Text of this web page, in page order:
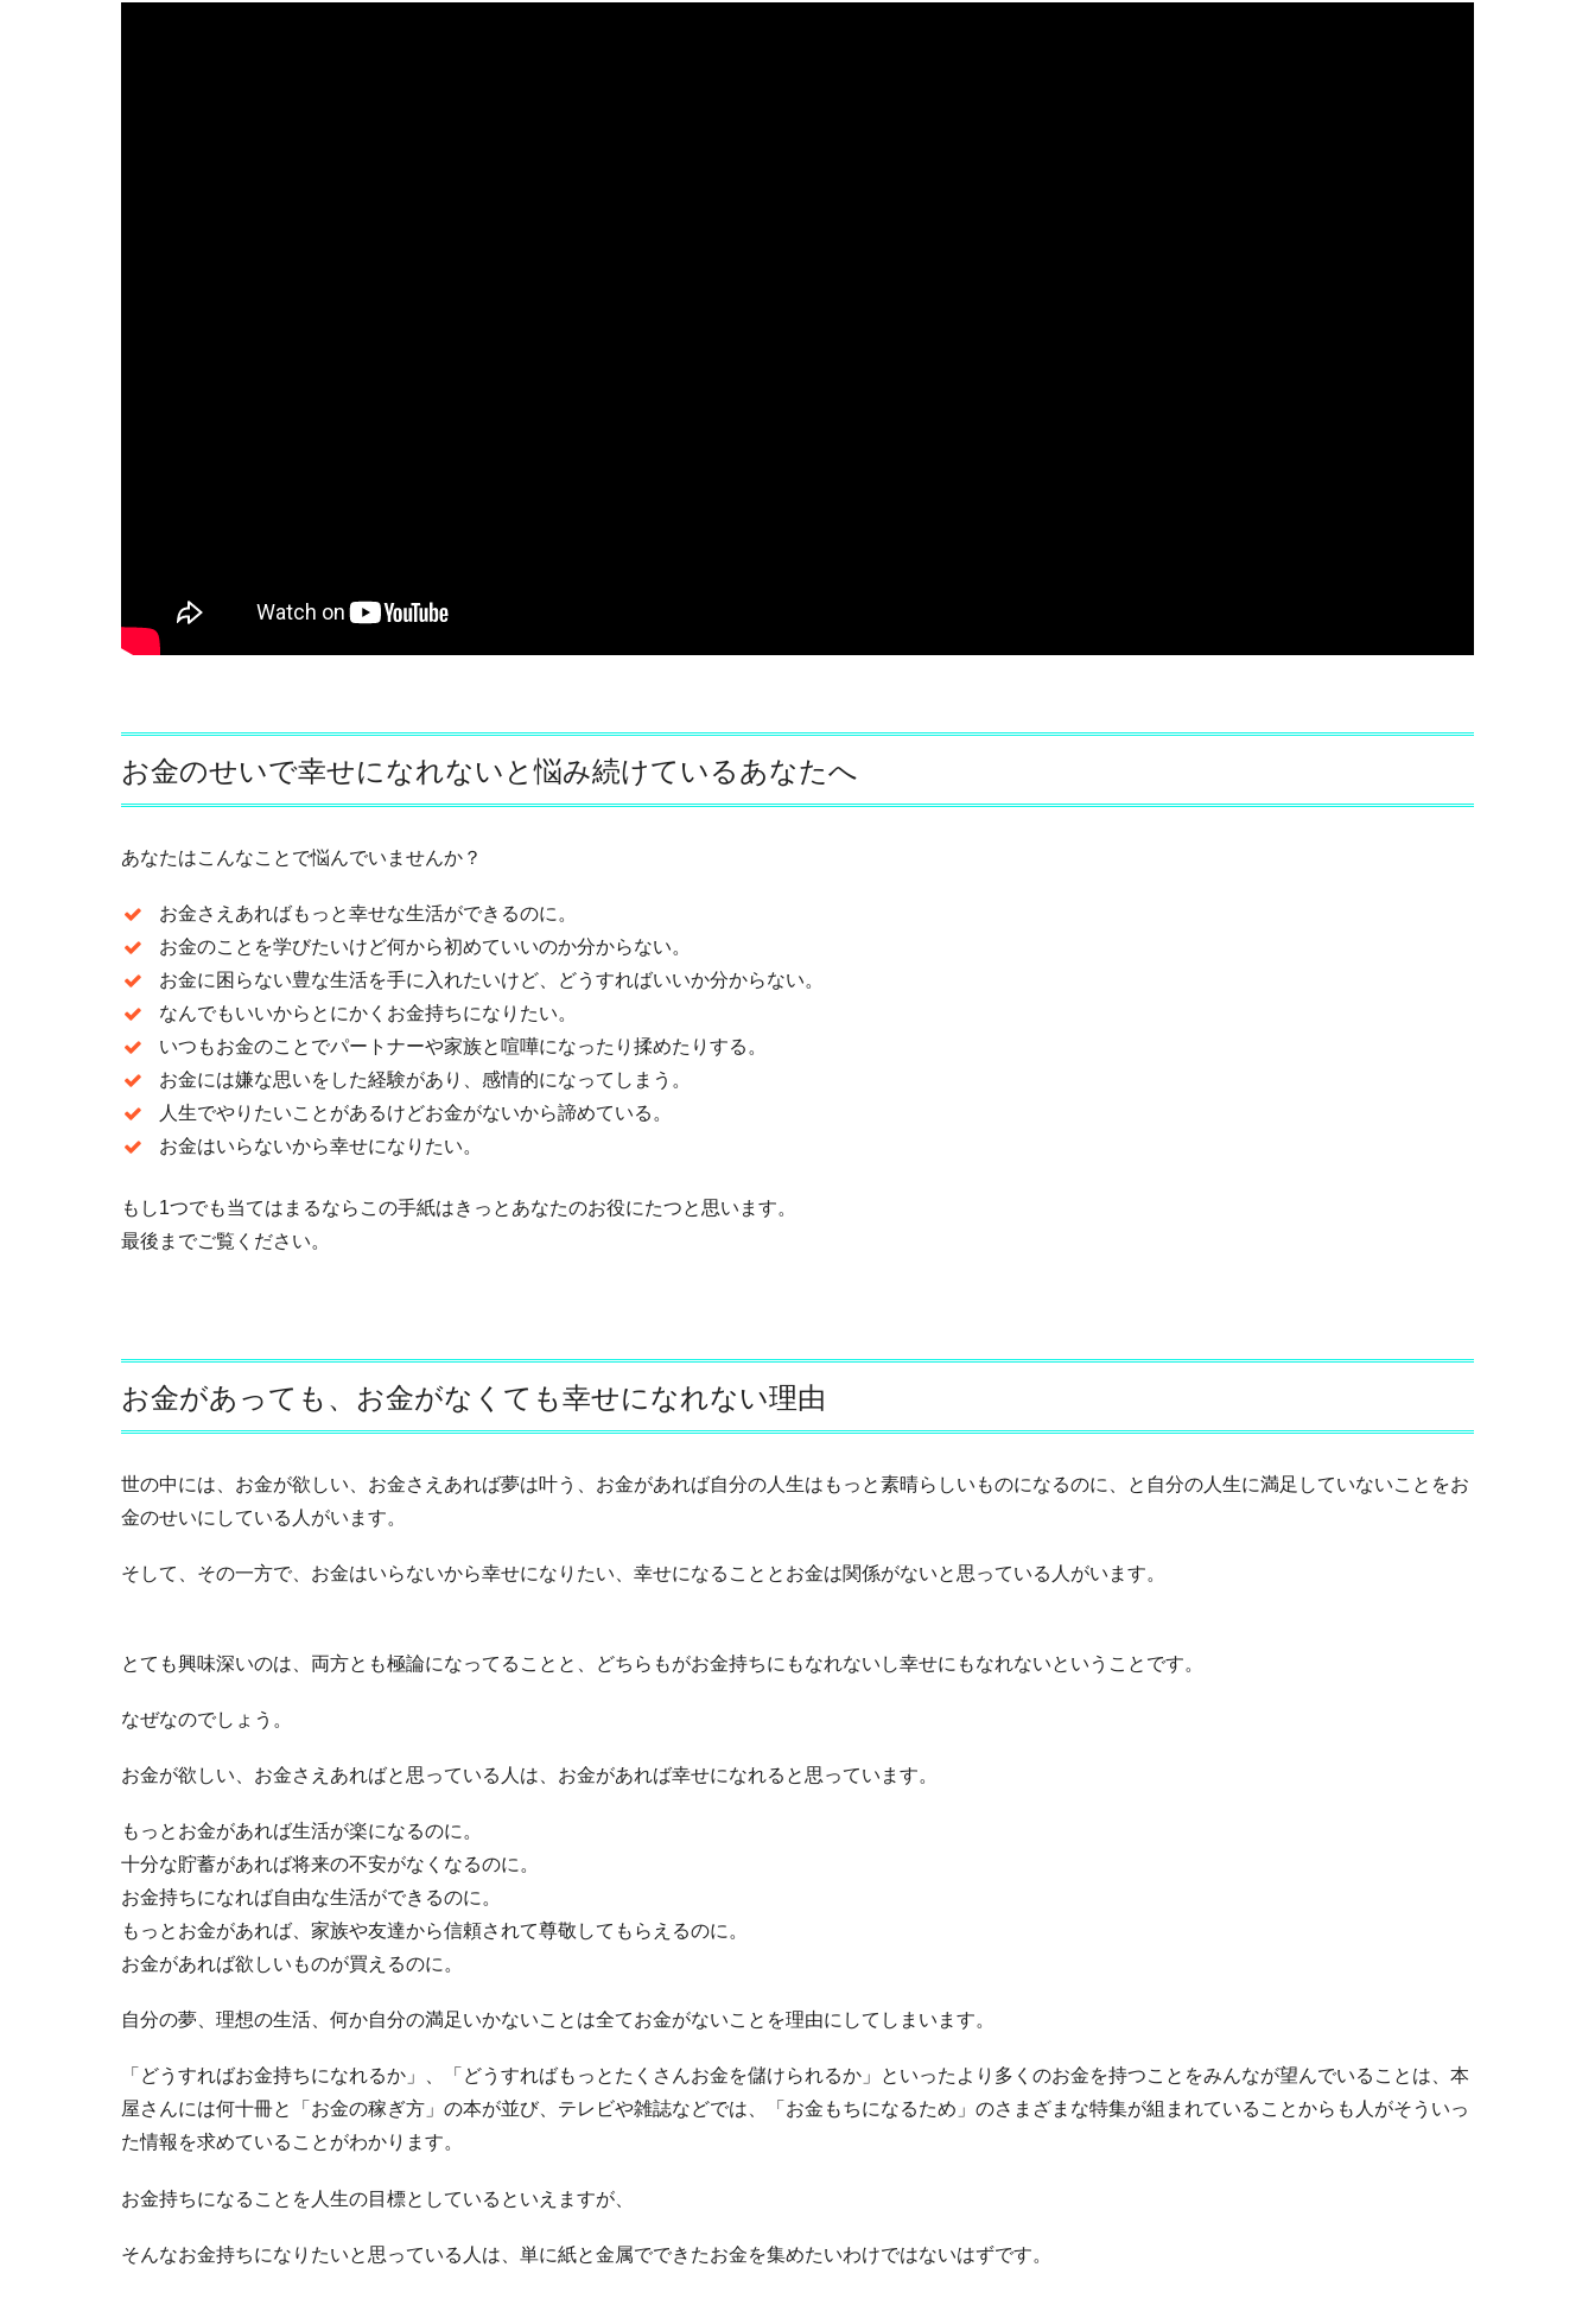
お金のせいで幸せになれないと悩み続けているあなたへ
あなたはこんなことで悩んでいませんか？
お金さえあればもっと幸せな生活ができるのに。
お金のことを学びたいけど何から初めていいのか分からない。
お金に困らない豊な生活を手に入れたいけど、どうすればいいか分からない。
なんでもいいからとにかくお金持ちになりたい。
いつもお金のことでパートナーや家族と喧嘩になったり揉めたりする。
お金には嫌な思いをした経験があり、感情的になってしまう。
人生でやりたいことがあるけどお金がないから諦めている。
お金はいらないから幸せになりたい。
もし1つでも当てはまるならこの手紙はきっとあなたのお役にたつと思います。
最後までご覧ください。
お金があっても、お金がなくても幸せになれない理由
世の中には、お金が欲しい、お金さえあれば夢は叶う、お金があれば自分の人生はもっと素晴らしいものになるのに、と自分の人生に満足していないことをお
金のせいにしている人がいます。
そして、その一方で、お金はいらないから幸せになりたい、幸せになることとお金は関係がないと思っている人がいます。
とても興味深いのは、両方とも極論になってることと、どちらもがお金持ちにもなれないし幸せにもなれないということです。
なぜなのでしょう。
お金が欲しい、お金さえあればと思っている人は、お金があれば幸せになれると思っています。
もっとお金があれば生活が楽になるのに。
十分な貯蓄があれば将来の不安がなくなるのに。
お金持ちになれば自由な生活ができるのに。
もっとお金があれば、家族や友達から信頼されて尊敬してもらえるのに。
お金があれば欲しいものが買えるのに。
自分の夢、理想の生活、何か自分の満足いかないことは全てお金がないことを理由にしてしまいます。
「どうすればお金持ちになれるか」、「どうすればもっとたくさんお金を儲けられるか」といったより多くのお金を持つことをみんなが望んでいることは、本
屋さんには何十冊と「お金の稼ぎ方」の本が並び、テレビや雑誌などでは、「お金もちになるため」のさまざまな特集が組まれていることからも人がそういっ
た情報を求めていることがわかります。
お金持ちになることを人生の目標としているといえますが、
そんなお金持ちになりたいと思っている人は、単に紙と金属でできたお金を集めたいわけではないはずです。